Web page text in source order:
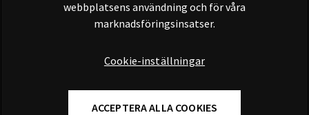
webbplatsens användning och för våra
marknadsföringsinsatser.
Cookie-inställningar
ACCEPTERA ALLA COOKIES